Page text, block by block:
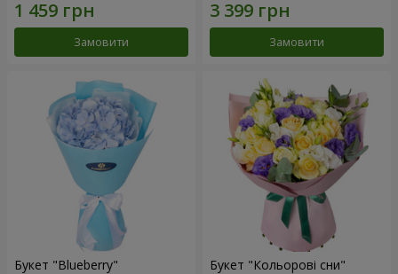
Замовити Замовити
Букет "Blueberry" Букет "Кольорові сни"